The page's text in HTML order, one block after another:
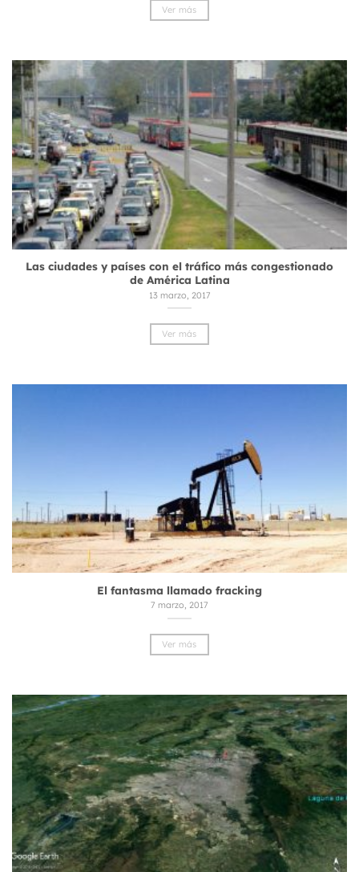
Ver más
Las ciudades y países con el tráfico más congestionado
de América Latina
13 marzo, 2017
Ver más
El fantasma llamado fracking
7 marzo, 2017
Ver más